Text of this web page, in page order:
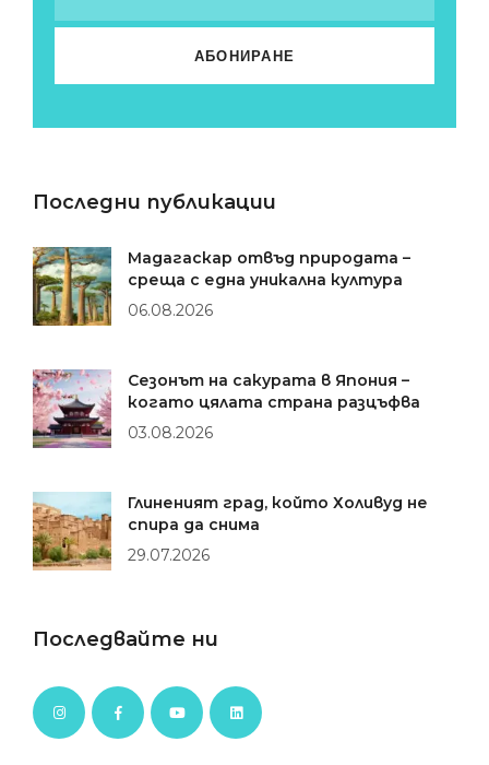
Последни публикации
Мадагаскар отвъд природата –
среща с една уникална култура
06.08.2026
Сезонът на сакурата в Япония –
когато цялата страна разцъфва
03.08.2026
Глиненият град, който Холивуд не
спира да снима
29.07.2026
Последвайте ни